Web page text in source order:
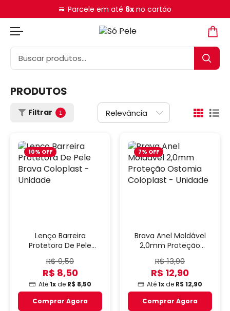
Parcele em até 6xno cartão
PRODUTOS
Filtrar 1
10% OFF
Lenço Barreira
Protetora De Pele
Brava Coloplast -
Unidade
R$ 9,50
R$ 8,50
Até1xde R$ 8,50
Comprar Agora
7% OFF
Brava Anel Moldável
2,0mm Proteção
Ostomia Coloplast -
Unidade
R$ 13,90
R$ 12,90
Até1xde R$ 12,90
Comprar Agora